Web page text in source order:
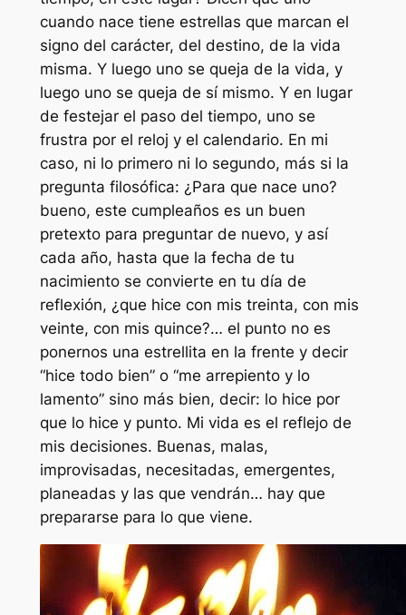
cuando nace tiene estrellas que marcan el
signo del carácter, del destino, de la vida
misma. Y luego uno se queja de la vida, y
luego uno se queja de sí mismo. Y en lugar
de festejar el paso del tiempo, uno se
frustra por el reloj y el calendario. En mi
caso, ni lo primero ni lo segundo, más si la
pregunta filosófica: ¿Para que nace uno?
bueno, este cumpleaños es un buen
pretexto para preguntar de nuevo, y así
cada año, hasta que la fecha de tu
nacimiento se convierte en tu día de
reflexión, ¿que hice con mis treinta, con mis
veinte, con mis quince?… el punto no es
ponernos una estrellita en la frente y decir
“hice todo bien” o “me arrepiento y lo
lamento” sino más bien, decir: lo hice por
que lo hice y punto. Mi vida es el reflejo de
mis decisiones. Buenas, malas,
improvisadas, necesitadas, emergentes,
planeadas y las que vendrán… hay que
prepararse para lo que viene.